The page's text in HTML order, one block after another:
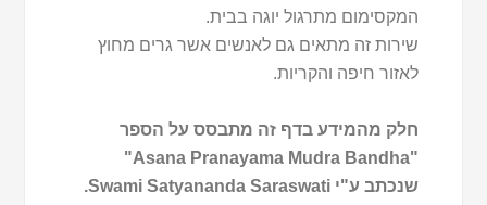
המקסימום מתרגול יוגה בבית.
שירות זה מתאים גם לאנשים אשר גרים מחוץ
לאזור חיפה והקריות.
חלק מהמידע בדף זה מתבסס על הספר
"Asana Pranayama Mudra Bandha"
שנכתב ע"י Swami Satyananda Saraswati.